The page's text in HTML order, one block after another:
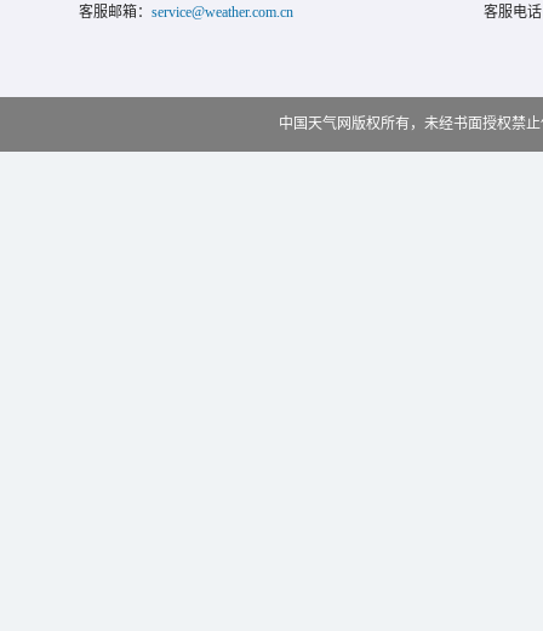
客服邮箱： service@weather.com.cn 客服电
中国天气网版权所有，未经书面授权